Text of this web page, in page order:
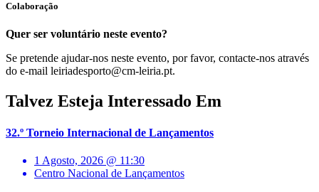
Colaboração
Quer ser voluntário neste evento?
Se pretende ajudar-nos neste evento, por favor, contacte-nos através
do e-mail leiriadesporto@cm-leiria.pt.
Talvez Esteja Interessado Em
32.º Torneio Internacional de Lançamentos
1 Agosto, 2026 @ 11:30
Centro Nacional de Lançamentos